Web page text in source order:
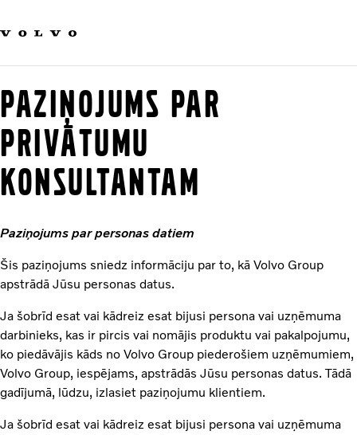
Sustainable Transportation
Careers
Investors
News & Media
Suppliers
About us
PAZIŅOJUMS PAR
PRIVĀTUMU
KONSULTANTAM
Paziņojums par personas datiem
Šis paziņojums sniedz informāciju par to, kā Volvo Group
apstrādā Jūsu personas datus.
Ja šobrīd esat vai kādreiz esat bijusi persona vai uzņēmuma
darbinieks, kas ir pircis vai nomājis produktu vai pakalpojumu,
ko piedāvājis kāds no Volvo Group piederošiem uzņēmumiem,
Volvo Group, iespējams, apstrādās Jūsu personas datus. Tādā
gadījumā, lūdzu, izlasiet paziņojumu klientiem.
Ja šobrīd esat vai kādreiz esat bijusi persona vai uzņēmuma